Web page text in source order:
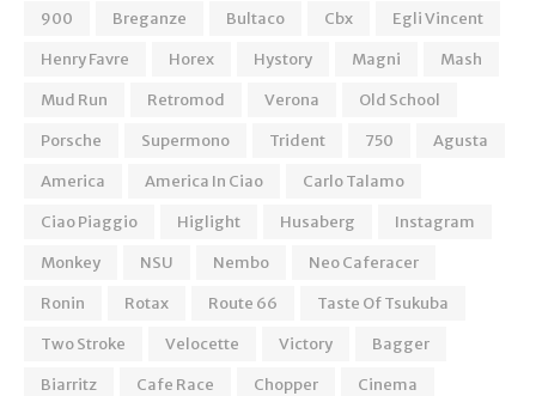
900
Breganze Bultaco Cbx
Egli Vincent
Henry Favre
Horex Hystory Magni
Mash
Mud Run
Retromod Verona
Old School
Porsche
Supermono Trident 750
Agusta
America
America In Ciao
Carlo Talamo
Ciao Piaggio
Higlight Husaberg
Instagram
Monkey
NSU Nembo
Neo Caferacer
Ronin
Rotax Route 66
Taste Of Tsukuba
Two Stroke
Velocette Victory
Bagger
Biarritz
Cafe Race Chopper
Cinema